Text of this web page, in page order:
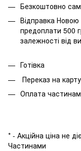
Безкоштовно
Відправка
предоплати 500
залежності від
Готівка
Переказ на
Оплата
* - Акційна ціна не
Частинами